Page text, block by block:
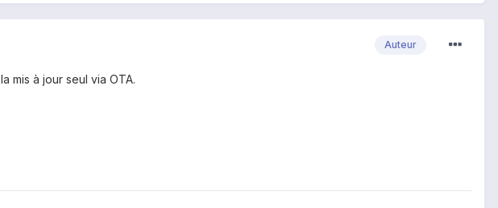
Auteur
mis à jour seul via OTA.